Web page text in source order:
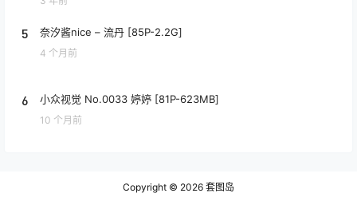
5 奈汐酱nice – 流丹 [85P-2.2G]
4 个月前
6 小众视觉 No.0033 婷婷 [81P-623MB]
10 个月前
Copyright © 2026 套图岛